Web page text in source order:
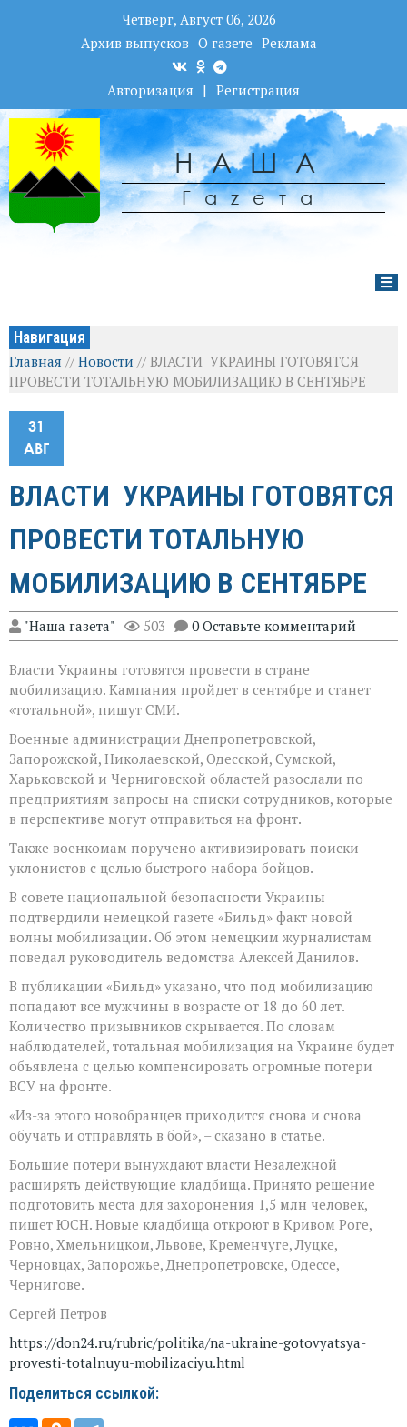
Четверг, Август 06, 2026
Архив выпусков О газете Реклама
Авторизация | Регистрация
НАША
Гаzета
Навигация
Главная //Новости //ВЛАСТИ УКРАИНЫ ГОТОВЯТСЯ
ПРОВЕСТИ ТОТАЛЬНУЮ МОБИЛИЗАЦИЮ В СЕНТЯБРЕ
31
АВГ
ВЛАСТИ УКРАИНЫ ГОТОВЯТСЯ
ПРОВЕСТИ ТОТАЛЬНУЮ
МОБИЛИЗАЦИЮ В СЕНТЯБРЕ
"Наша газета" 503 0 Оставьте комментарий
Власти Украины готовятся провести в стране
мобилизацию. Кампания пройдет в сентябре и станет
«тотальной», пишут СМИ.
Военные администрации Днепропетровской,
Запорожской, Николаевской, Одесской, Сумской,
Харьковской и Черниговской областей разослали по
предприятиям запросы на списки сотрудников, которые
в перспективе могут отправиться на фронт.
Также военкомам поручено активизировать поиски
уклонистов с целью быстрого набора бойцов.
В совете национальной безопасности Украины
подтвердили немецкой газете «Бильд» факт новой
волны мобилизации. Об этом немецким журналистам
поведал руководитель ведомства Алексей Данилов.
В публикации «Бильд» указано, что под мобилизацию
попадают все мужчины в возрасте от 18 до 60 лет.
Количество призывников скрывается. По словам
наблюдателей, тотальная мобилизация на Украине будет
объявлена с целью компенсировать огромные потери
ВСУ на фронте.
«Из-за этого новобранцев приходится снова и снова
обучать и отправлять в бой», – сказано в статье.
Большие потери вынуждают власти Незалежной
расширять действующие кладбища. Принято решение
подготовить места для захоронения 1,5 млн человек,
пишет ЮСН. Новые кладбища откроют в Кривом Роге,
Ровно, Хмельницком, Львове, Кременчуге, Луцке,
Черновцах, Запорожье, Днепропетровске, Одессе,
Чернигове.
Сергей Петров
https://don24.ru/rubric/politika/na-ukraine-gotovyatsya-
provesti-totalnuyu-mobilizaciyu.html
Поделиться ссылкой: